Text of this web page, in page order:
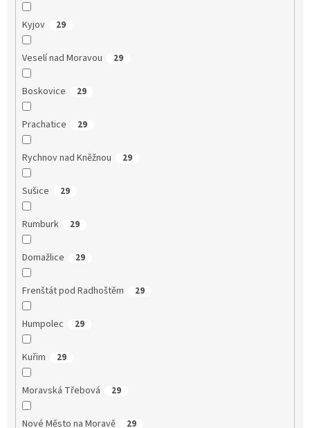
Kyjov 29
Veselí nad Moravou 29
Boskovice 29
Prachatice 29
Rychnov nad Kněžnou 29
Sušice 29
Rumburk 29
Domažlice 29
Frenštát pod Radhoštěm 29
Humpolec 29
Kuřim 29
Moravská Třebová 29
Nové Město na Moravě 29